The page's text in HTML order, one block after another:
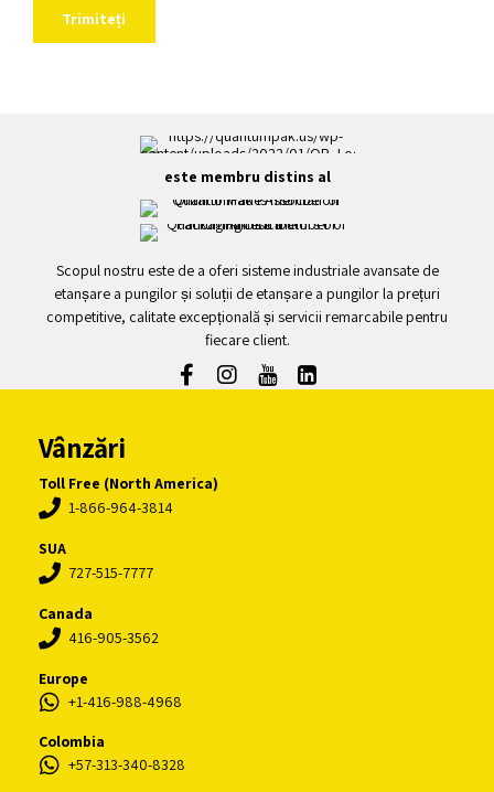
este membru distins al
Scopul nostru este de a oferi sisteme industriale avansate de
etanșare a pungilor și soluții de etanșare a pungilor la prețuri
competitive, calitate excepțională și servicii remarcabile pentru
fiecare client.
Vânzări
Toll Free (North America)
1-866-964-3814
SUA
727-515-7777
Canada
416-905-3562
Europe
+1-416-988-4968
Colombia
+57-313-340-8328